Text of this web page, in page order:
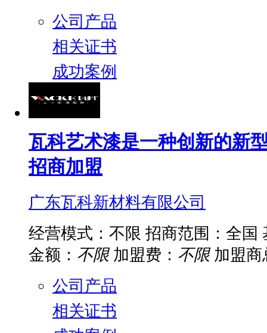
公司产品
相关证书
成功案例
瓦科艺术漆是一种创新的新
招商加盟
广东瓦科新材料有限公司
经营模式：不限 招商范围：全国
金额： 不限 加盟费： 不限 加盟商
公司产品
相关证书